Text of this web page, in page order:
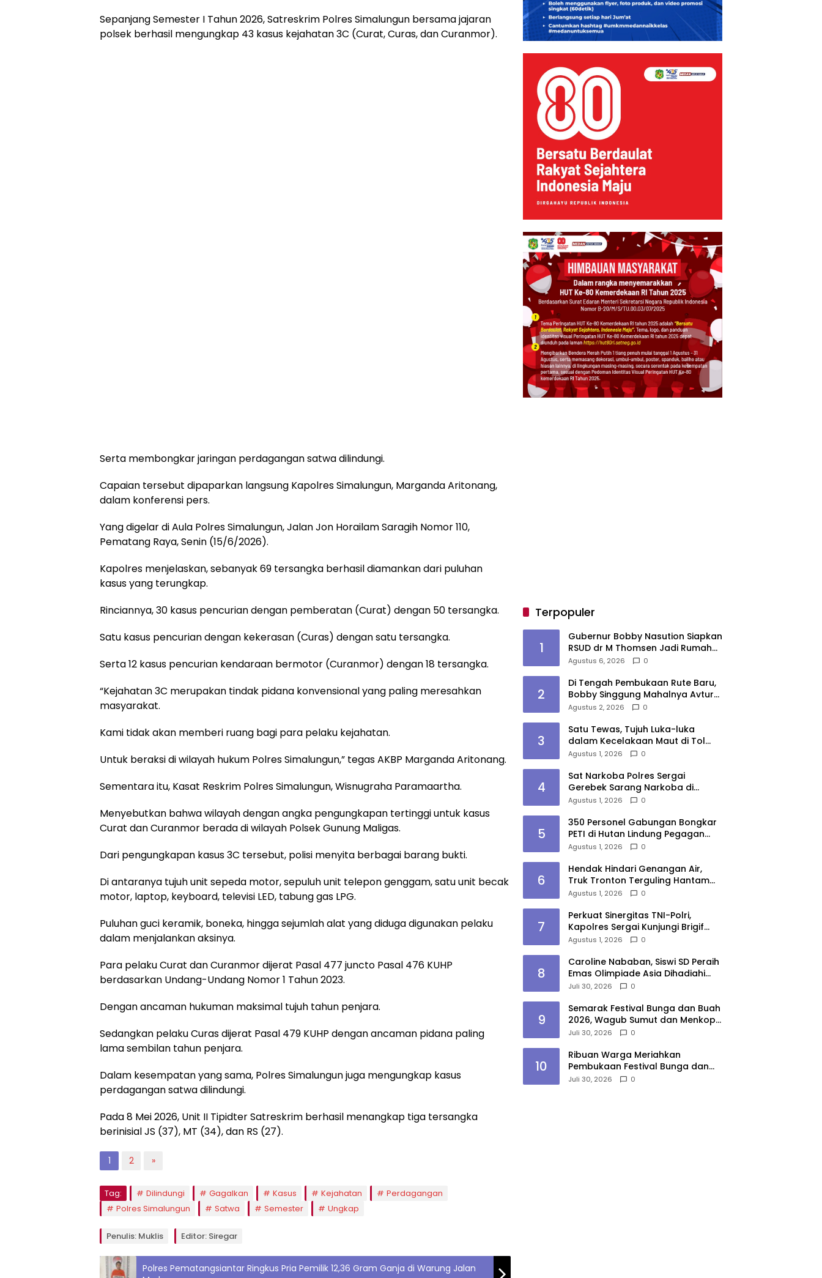
Sepanjang Semester I Tahun 2026, Satreskrim Polres Simalungun bersama jajaran
polsek berhasil mengungkap 43 kasus kejahatan 3C (Curat, Curas, dan Curanmor).
Serta membongkar jaringan perdagangan satwa dilindungi.
Capaian tersebut dipaparkan langsung Kapolres Simalungun, Marganda Aritonang,
dalam konferensi pers.
Yang digelar di Aula Polres Simalungun, Jalan Jon Horailam Saragih Nomor 110,
Pematang Raya, Senin (15/6/2026).
Kapolres menjelaskan, sebanyak 69 tersangka berhasil diamankan dari puluhan
kasus yang terungkap.
Rinciannya, 30 kasus pencurian dengan pemberatan (Curat) dengan 50 tersangka.
Satu kasus pencurian dengan kekerasan (Curas) dengan satu tersangka.
Serta 12 kasus pencurian kendaraan bermotor (Curanmor) dengan 18 tersangka.
“Kejahatan 3C merupakan tindak pidana konvensional yang paling meresahkan
masyarakat.
Kami tidak akan memberi ruang bagi para pelaku kejahatan.
Untuk beraksi di wilayah hukum Polres Simalungun,” tegas AKBP Marganda Aritonang.
Sementara itu, Kasat Reskrim Polres Simalungun, Wisnugraha Paramaartha.
Menyebutkan bahwa wilayah dengan angka pengungkapan tertinggi untuk kasus
Curat dan Curanmor berada di wilayah Polsek Gunung Maligas.
Dari pengungkapan kasus 3C tersebut, polisi menyita berbagai barang bukti.
Di antaranya tujuh unit sepeda motor, sepuluh unit telepon genggam, satu unit becak
motor, laptop, keyboard, televisi LED, tabung gas LPG.
Puluhan guci keramik, boneka, hingga sejumlah alat yang diduga digunakan pelaku
dalam menjalankan aksinya.
Para pelaku Curat dan Curanmor dijerat Pasal 477 juncto Pasal 476 KUHP
berdasarkan Undang-Undang Nomor 1 Tahun 2023.
Dengan ancaman hukuman maksimal tujuh tahun penjara.
Sedangkan pelaku Curas dijerat Pasal 479 KUHP dengan ancaman pidana paling
lama sembilan tahun penjara.
Dalam kesempatan yang sama, Polres Simalungun juga mengungkap kasus
perdagangan satwa dilindungi.
Pada 8 Mei 2026, Unit II Tipidter Satreskrim berhasil menangkap tiga tersangka
berinisial JS (37), MT (34), dan RS (27).
1 2 »
Tag: Dilindungi Gagalkan Kasus Kejahatan
Perdagangan
Polres Simalungun
Satwa Semester Ungkap
Penulis: Muklis Editor: Siregar
Polres Pematangsiantar Ringkus Pria Pemilik 12,36 Gram Ganja di Warung Jalan
Terpopuler
1
Gubernur Bobby Nasution Siapkan
RSUD dr M Thomsen Jadi Rumah
Sakit Regional Kepulauan Nias
Agustus 6, 2026 0
2
Di Tengah Pembukaan Rute Baru,
Bobby Singgung Mahalnya Avtur
Kualanamu
Agustus 2, 2026 0
3
Satu Tewas, Tujuh Luka-luka
dalam Kecelakaan Maut di Tol
Medan–Tebing Tinggi
Agustus 1, 2026 0
4
Sat Narkoba Polres Sergai
Gerebek Sarang Narkoba di
Sungai Buaya, Satu Terduga
Agustus 1, 2026 0
5
350 Personel Gabungan Bongkar
PETI di Hutan Lindung Pegagan
Hilir, 47 Camp dan Puluhan
Agustus 1, 2026 0
6
Hendak Hindari Genangan Air,
Truk Tronton Terguling Hantam
Pembatas Jalan di Jalinsum
Agustus 1, 2026 0
7
Perkuat Sinergitas TNI-Polri,
Kapolres Sergai Kunjungi Brigif
7/Rimba Raya
Agustus 1, 2026 0
8
Caroline Nababan, Siswi SD Peraih
Emas Olimpiade Asia Dihadiahi
Gubernur Bobby Nasution
Juli 30, 2026 0
9
Semarak Festival Bunga dan Buah
2026, Wagub Sumut dan Menkop
Lepas Pawai di Berastagi
Juli 30, 2026 0
10
Ribuan Warga Meriahkan
Pembukaan Festival Bunga dan
Buah Karo 2026, Pengamanan
Juli 30, 2026 0